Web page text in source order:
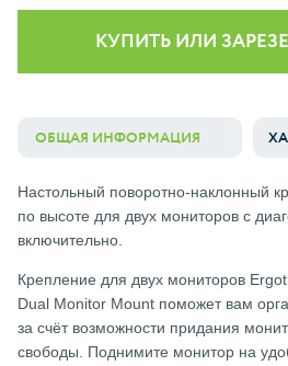
КУПИТЬ ИЛИ
ОБЩАЯ ИНФОРМАЦИЯ
Настольный поворотно-наклонный
по высоте для двух мониторов с
включительно.
Крепление для двух мониторов
Dual Monitor Mount поможет вам
за счёт возможности придания
свободы. Поднимите монитор на